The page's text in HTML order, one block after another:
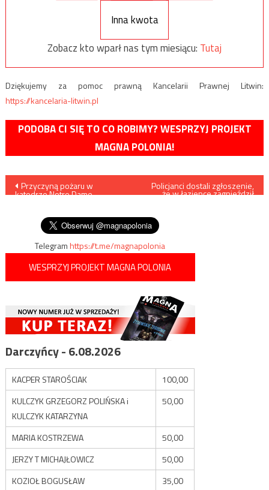
Inna kwota
Zobacz kto wparł nas tym miesiącu: Tutaj
Dziękujemy za pomoc prawną Kancelarii Prawnej Litwin:
https://kancelaria-litwin.pl
PODOBA CI SIĘ TO CO ROBIMY? WESPRZYJ PROJEKT
MAGNA POLONIA!
Nawigacja
Przyczyną pożaru w
katedrze Notre Dame
Policjanci dostali zgłoszenie,
że w łazience zagnieździł
Telegramhttps://t.me/magnapolonia
WESPRZYJ PROJEKT MAGNA POLONIA
Darczyńcy - 6.08.2026
KACPER STAROŚCIAK
100,00
KULCZYK GRZEGORZ POLIŃSKA i
KULCZYK KATARZYNA
50,00
MARIA KOSTRZEWA
50,00
JERZY T MICHAJŁOWICZ
50,00
KOZIOŁ BOGUSŁAW
35,00